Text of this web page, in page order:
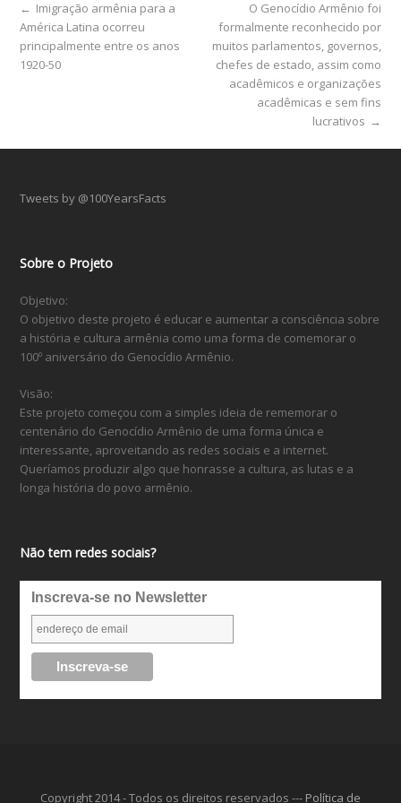
O Genocídio Armênio foi
formalmente reconhecido por
muitos parlamentos, governos,
chefes de estado, assim como
acadêmicos e organizações
acadêmicas e sem fins
lucrativos →
← Imigração armênia para a
América Latina ocorreu
principalmente entre os anos
1920-50
Tweets by @100YearsFacts
Sobre o Projeto
Objetivo:
O objetivo deste projeto é educar e aumentar a consciência sobre
a história e cultura armênia como uma forma de comemorar o
100º aniversário do Genocídio Armênio.
Visão:
Este projeto começou com a simples ideia de rememorar o
centenário do Genocídio Armênio de uma forma única e
interessante, aproveitando as redes sociais e a internet.
Queríamos produzir algo que honrasse a cultura, as lutas e a
longa história do povo armênio.
Não tem redes sociais?
Inscreva-se no Newsletter
Copyright 2014 - Todos os direitos reservados --- Política de